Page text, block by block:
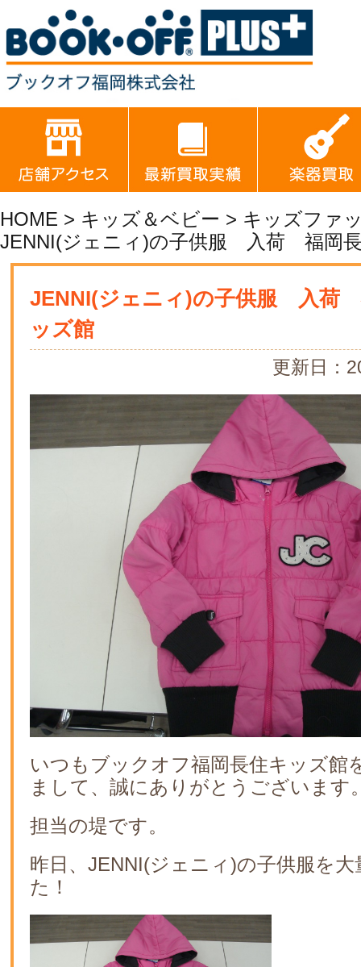
HOME > キッズ＆ベビー > キッズファ
JENNI(ジェニィ)の子供服 入荷 福岡
JENNI(ジェニィ)の子供服 入荷
ッズ館
更新日：
いつもブックオフ福岡長住キッズ館
まして、誠にありがとうございます
担当の堤です。
昨日、JENNI(ジェニィ)の子供服を
た！